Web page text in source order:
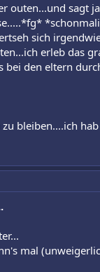
outen...und sagt
sich
erleb das
bei den eltern
bleiben....ich
mal